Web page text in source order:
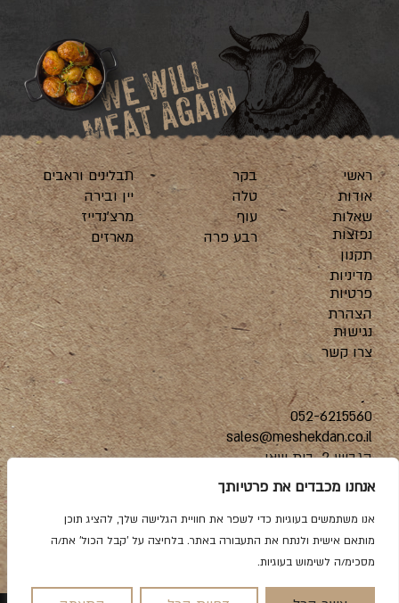
אנחנו מכבדים את פרטיותך
אנו משתמשים בעוגיות כדי לשפר את חוויית הגלישה שלך, להציג תוכן
מותאם אישית ולנתח את התעבורה באתר. בלחיצה על 'קבל הכול' את/ה
מסכימ/ה לשימוש בעוגיות.
ראשי
אודות
שאלות
נפוצות
תקנון
מדיניות
פרטיות
הצהרת
נגישות
צרו קשר
בקר
טלה
עוף
רבע פרה
תבלינים וראבים
יין ובירה
מרצ’נדייז
מארזים
052-6215560
sales@meshekdan.co.il
הגביש 2, בית שאן
הקמת אתרים מהחלל החיצון |